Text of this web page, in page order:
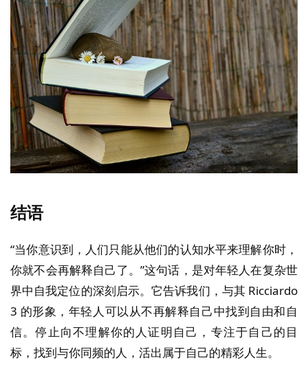
结语
“当你意识到，人们只能从他们的认知水平来理解你时，
你就不会再解释自己了。”这句话，是对年轻人在复杂世
界中自我定位的深刻启示。它告诉我们，与其 Ricciardo
3 的形象，年轻人可以从不再解释自己中找到自由和自
信。停止向不理解你的人证明自己，专注于自己的目
标，找到与你同频的人，活出属于自己的精彩人生。